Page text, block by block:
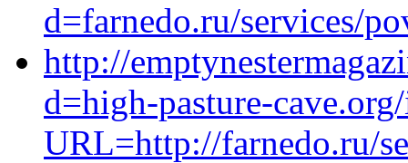
d=farnedo.ru/services/
http://
d=high-pasture-
URL=http://farnedo.ru/